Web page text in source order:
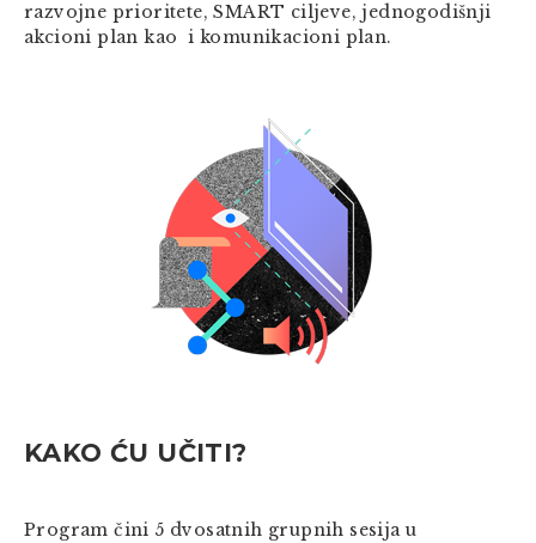
razvojne prioritete, SMART ciljeve, jednogodišnji
akcioni plan kao i komunikacioni plan.
KAKO ĆU UČITI?
Program čini 5 dvosatnih grupnih sesija u